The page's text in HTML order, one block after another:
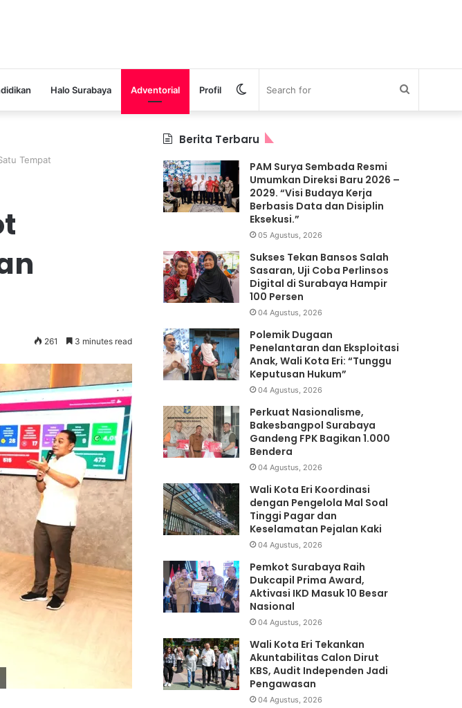
Halo Surabaya Adventorial Profil Search
Switch
skin
Tempat
261 3 minutes read
Berita Terbaru
PAM Surya Sembada Resmi
Umumkan Direksi Baru 2026 –
2029. “Visi Budaya Kerja
Berbasis Data dan Disiplin
Eksekusi.”
05 Agustus, 2026
Sukses Tekan Bansos Salah
Sasaran, Uji Coba Perlinsos
Digital di Surabaya Hampir
100 Persen
04 Agustus, 2026
Polemik Dugaan
Penelantaran dan Eksploitasi
Anak, Wali Kota Eri: “Tunggu
Keputusan Hukum”
04 Agustus, 2026
Perkuat Nasionalisme,
Bakesbangpol Surabaya
Gandeng FPK Bagikan 1.000
Bendera
04 Agustus, 2026
Wali Kota Eri Koordinasi
dengan Pengelola Mal Soal
Tinggi Pagar dan
Keselamatan Pejalan Kaki
04 Agustus, 2026
Pemkot Surabaya Raih
Dukcapil Prima Award,
Aktivasi IKD Masuk 10 Besar
Nasional
04 Agustus, 2026
Wali Kota Eri Tekankan
Akuntabilitas Calon Dirut
KBS, Audit Independen Jadi
Pengawasan
04 Agustus, 2026